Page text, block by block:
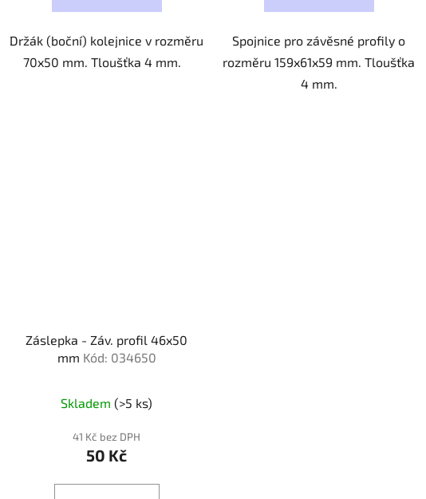
Držák (boční) kolejnice v rozměru
70x50 mm. Tloušťka 4 mm.
Spojnice pro závěsné profily o
rozměru 159x61x59 mm. Tloušťka
4 mm.
Záslepka - Záv. profil 46x50
mm Kód: 034650
Skladem(>5 ks)
41 Kč bez DPH
50 Kč